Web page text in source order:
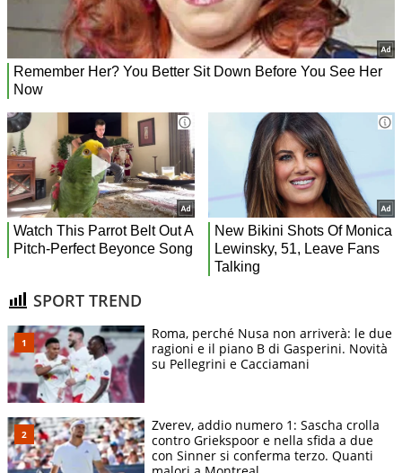
SPORT TREND
Roma, perché Nusa non arriverà: le due
ragioni e il piano B di Gasperini. Novità
su Pellegrini e Cacciamani
Zverev, addio numero 1: Sascha crolla
contro Griekspoor e nella sfida a due
con Sinner si conferma terzo. Quanti